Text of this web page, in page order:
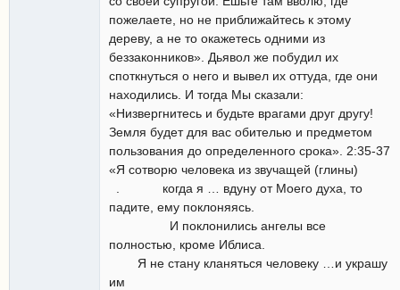
пожелаете, но не приближайтесь к этому
дереву, а не то окажетесь одними из
беззаконников». Дьявол же побудил их
споткнуться о него и вывел их оттуда, где они
находились. И тогда Мы сказали:
«Низвергнитесь и будьте врагами друг другу!
Земля будет для вас обителью и предметом
пользования до определенного срока». 2:35-37
«Я сотворю человека из звучащей (глины)
. когда я … вдуну от Моего духа, то
падите, ему поклоняясь.
И поклонились ангелы все
полностью, кроме Иблиса.
Я не стану кланяться человеку …и украшу
им